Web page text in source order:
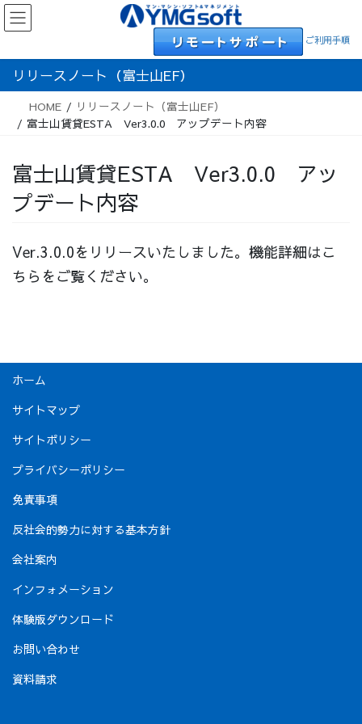
Skip
to
the
content
Skip
to
the
Navigation
ご利用手順
リリースノート（富士山EF）
HOME
リリースノート（富士山EF）
富士山賃貸ESTA Ver3.0.0 アップデート内容
富士山賃貸ESTA Ver3.0.0 アッ
プデート内容
Ver.3.0.0をリリースいたしました。機能詳細はこ
ちらをご覧ください。
ホーム
サイトマップ
サイトポリシー
プライバシーポリシー
免責事項
反社会的勢力に対する基本方針
会社案内
インフォメーション
体験版ダウンロード
お問い合わせ
資料請求